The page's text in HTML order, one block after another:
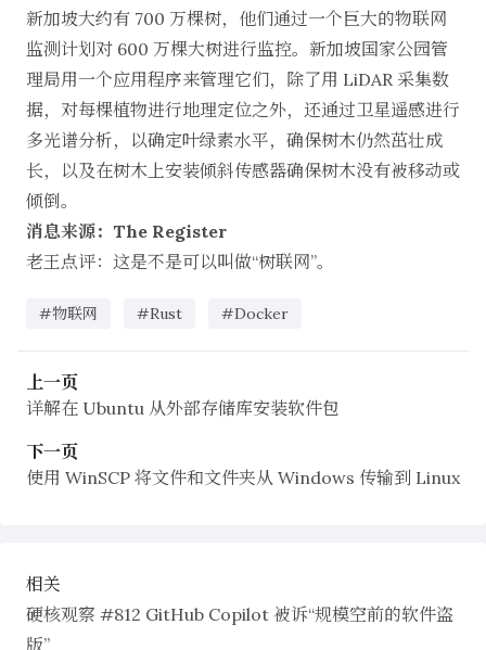
新加坡大约有 700 万棵树，他们通过一个巨大的物联网
监测计划对 600 万棵大树进行监控。新加坡国家公园管
理局用一个应用程序来管理它们，除了用 LiDAR 采集数
据，对每棵植物进行地理定位之外，还通过卫星遥感进行
多光谱分析，以确定叶绿素水平，确保树木仍然茁壮成
长，以及在树木上安装倾斜传感器确保树木没有被移动或
倾倒。
消息来源：The Register
老王点评：这是不是可以叫做“树联网”。
#物联网 #Rust #Docker
上一页
详解在 Ubuntu 从外部存储库安装软件包
下一页
使用 WinSCP 将文件和文件夹从 Windows 传输到 Linux
相关
硬核观察 #812 GitHub Copilot 被诉“规模空前的软件盗
版”